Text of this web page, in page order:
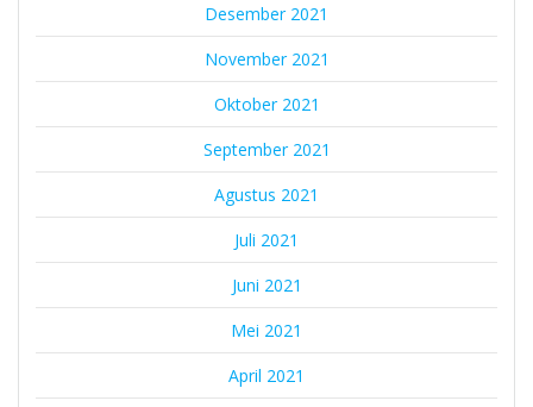
Desember 2021
November 2021
Oktober 2021
September 2021
Agustus 2021
Juli 2021
Juni 2021
Mei 2021
April 2021